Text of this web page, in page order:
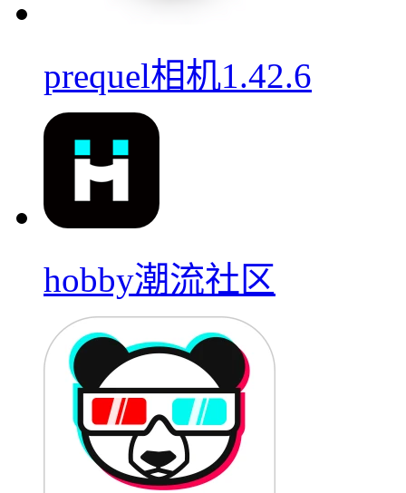
prequel相机1.42.6
hobby潮流社区